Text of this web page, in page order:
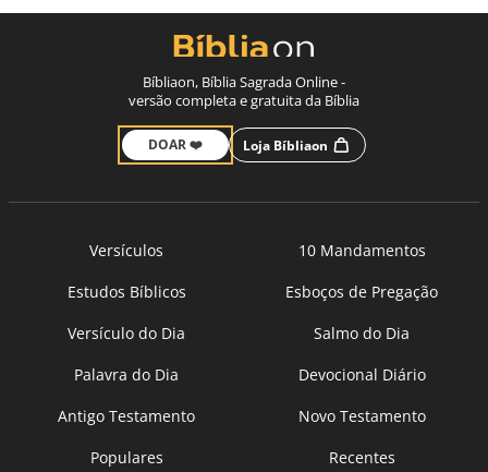
Bíbliaon, Bíblia Sagrada Online -
versão completa e gratuita da Bíblia
DOAR ❤️ Loja Bíbliaon
Versículos
10 Mandamentos
Estudos Bíblicos
Esboços de Pregação
Versículo do Dia
Salmo do Dia
Palavra do Dia
Devocional Diário
Antigo Testamento
Novo Testamento
Populares
Recentes